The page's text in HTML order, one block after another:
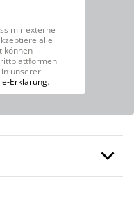
mir externe
alle
können
unserer
Erklärung.